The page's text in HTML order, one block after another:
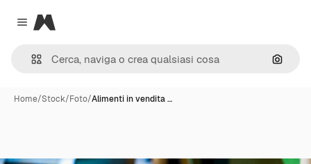
Close menu
Magnific
Cerca
Home/Stock/Foto/Alimenti in vendita …